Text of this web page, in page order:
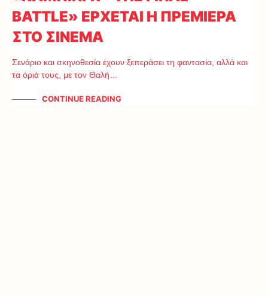
BATTLE» ΕΡΧΕΤΑΙ Η ΠΡΕΜΙΕΡΑ
ΣΤΟ ΣΙΝΕΜΑ
Σενάριο και σκηνοθεσία έχουν ξεπεράσει τη φαντασία, αλλά και
τα όριά τους, με τον Θαλή…
CONTINUE READING